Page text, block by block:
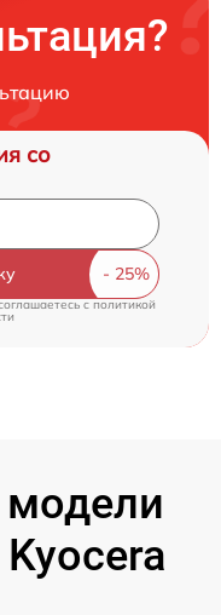
со
c политикой